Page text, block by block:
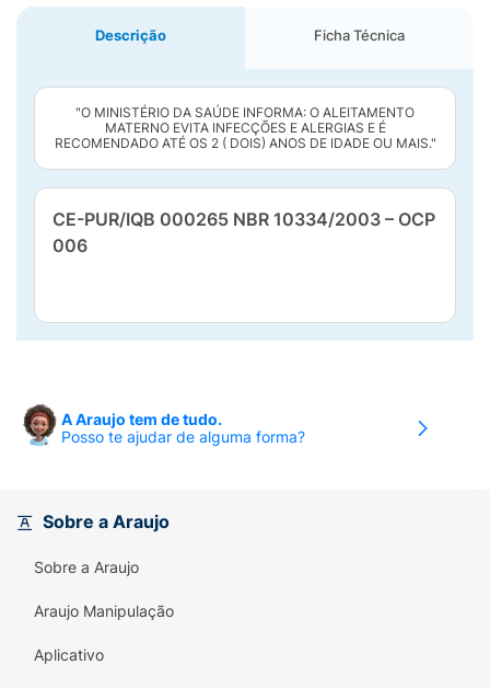
Descrição Ficha Técnica
"O MINISTÉRIO DA SAÚDE INFORMA: O ALEITAMENTO
MATERNO EVITA INFECÇÕES E ALERGIAS E É
RECOMENDADO ATÉ OS 2 ( DOIS) ANOS DE IDADE OU MAIS."
CE-PUR/IQB 000265 NBR 10334/2003 – OCP
006
A Araujo tem de tudo.
Posso te ajudar de alguma forma?
Sobre a Araujo
Sobre a Araujo
Araujo Manipulação
Aplicativo